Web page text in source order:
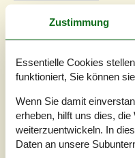
Das Haus macht auf den
Ecken. Das Gebäude ist in
einer "Runderneuerung" ,
Unmengen, desgleichen
Angebot an Koch- und
ungepflegt. Die
nicht für Mitteleuropäer
ein Sammelsurium an
Zustimmung
Essentielle Cookies
funktioniert, Sie können
Wenn Sie damit
erheben, hilft uns dies,
weiterzuentwickeln. In
Daten an unsere